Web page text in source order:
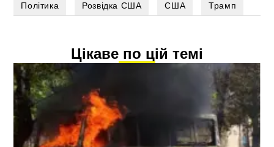
Політика Розвідка США США Трамп
Цікаве по цій темі